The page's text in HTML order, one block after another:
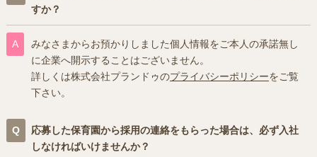
すか？
みなさまからお預かりしました個人情報をご本人の承諾無し
に企業へ開示することはございません。
詳しくは株式会社プランドゥのプライバシーポリシーをご覧
下さい。
応募した保育園から採用の連絡をもらった場合は、必ず入社
しなければいけませんか？